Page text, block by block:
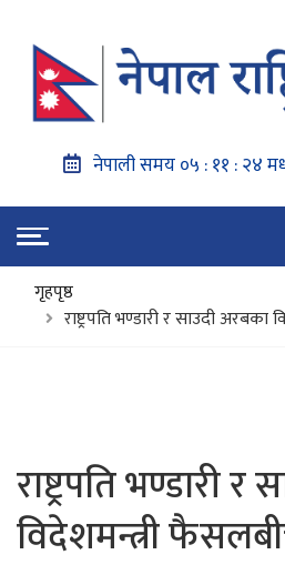
गृहपृष्ठ
राष्ट्रपति भण्डारी र साउदी
राष्ट्रपति भण्डारी
विदेशमन्त्री